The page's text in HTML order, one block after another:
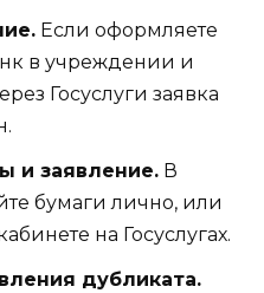
Если оформляете
в учреждении и
Госуслуги заявка
и заявление. В
бумаги лично, или
на Госуслугах.
дубликата.